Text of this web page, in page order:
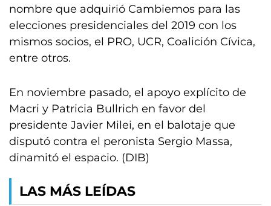
nombre que adquirió Cambiemos para las
elecciones presidenciales del 2019 con los
mismos socios, el PRO, UCR, Coalición Cívica,
entre otros.
En noviembre pasado, el apoyo explícito de
Macri y Patricia Bullrich en favor del
presidente Javier Milei, en el balotaje que
disputó contra el peronista Sergio Massa,
dinamitó el espacio. (DIB)
LAS MÁS LEÍDAS